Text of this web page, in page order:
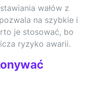
wałów z
na szybkie i
je stosować, bo
ryzyko awarii.